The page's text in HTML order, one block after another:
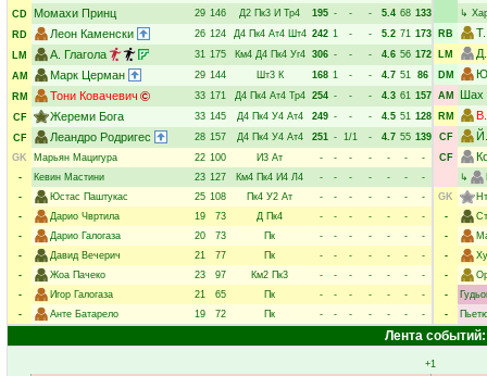
CD
Момахи Принц 29 146 Д2 Пк3 И Тр4 195 - - - 5.4 68 133
RD
Леон Каменски 26 124 Д4 Пк4 Ат4 Шт4 242 1 - - 5.2 71 173
LM
А. Глагола 31 175 Км4 Д4 Пк4 Уг4 306 - - - 4.6 56 172
AM
Марк Церман 29 144 Шт3 К 168 1 - - 4.7 51 86
RM
Тони Ковачевич 33 171 Д4 Пк4 Ат4 Тр4 254 - - - 4.3 61 157
CF
Жереми Бога 33 145 Д4 Пк4 У4 Ат4 249 - - - 4.5 51 128
CF
Леандро Родригес 28 157 Д4 Пк4 У4 Ат4 251 - 1/1 - 4.7 55 139
GK
Марьян Мацигура 22 100 И3 Ат - - - - - -
-
-
Кевин Мастини 23 127 Км4 Пк4 И4 Л4 - - - - - -
-
-
Юстас Паштукас 25 108 Пк4 У2 Ат - - - - - -
-
-
Дарио Чвртила 19 73 Д Пк4 - - - - - -
-
-
Дарио Галогаза 20 73 Пк - - - - - -
-
-
Давид Вечерич 21 77 Пк - - - - - -
-
-
Жоа Пачеко 23 97 Км2 Пк3 - - - - - -
-
-
Игор Галогаза 21 65 Пк - - - - - -
-
-
Анте Батарело 19 72 Пк - - - - - - -
↳
RB
LM
DM
AM Шах
RM
CF
CF
↳
GK
-
-
-
-
-
-
Лента событий:
+1